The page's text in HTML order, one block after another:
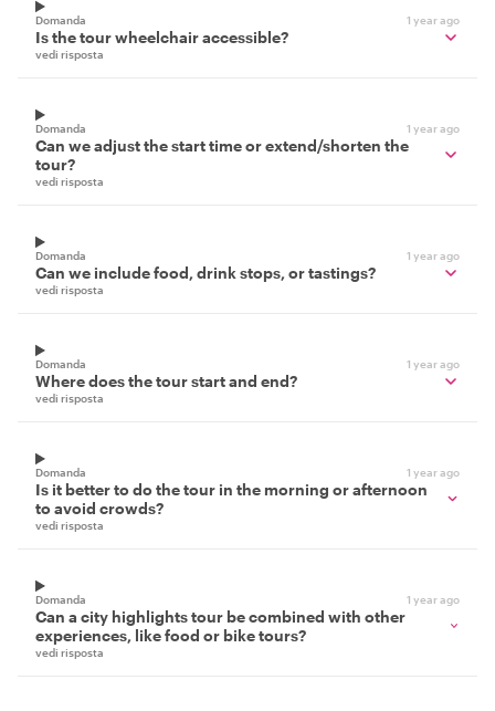
Domanda 1 year ago
Is the tour wheelchair accessible?
vedi risposta
Domanda 1 year ago
Can we adjust the start time or extend/shorten the
tour?
vedi risposta
Domanda 1 year ago
Can we include food, drink stops, or tastings?
vedi risposta
Domanda 1 year ago
Where does the tour start and end?
vedi risposta
Domanda 1 year ago
Is it better to do the tour in the morning or afternoon
to avoid crowds?
vedi risposta
Domanda 1 year ago
Can a city highlights tour be combined with other
experiences, like food or bike tours?
vedi risposta